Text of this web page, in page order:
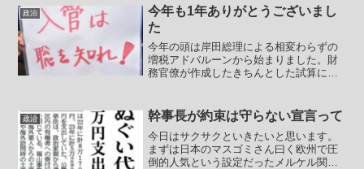
これでもかとやらせたイベントのキュレ
ーターを務めていた共産党...
政治
今年も1年ありがとうございまし
た
今年の頭は岸田総理による相変わらずの
増税アドバルーンから始まりました。財
務官僚が作成したきちんとした試算に基
いという財務キャリアどもの欲望丸出し
のデタラメのグラフのペラ...
政治 幹事長が約束は守らない宣言って
今日はサクサクといきたいと思います。
まずは日本のマスゴミさん曰く欧州で圧
倒的人気という設定だったメルケル関連